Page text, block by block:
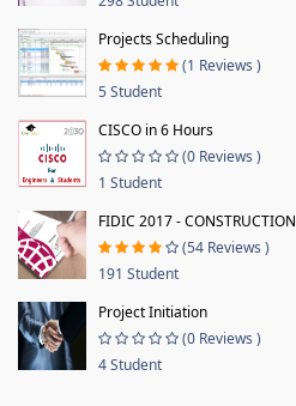
Projects Scheduling
(1 Reviews )
5 Student
CISCO in 6 Hours
(0 Reviews )
1 Student
FIDIC 2017 - CONSTRUCTION
(54 Reviews )
191 Student
Project Initiation
(0 Reviews )
4 Student